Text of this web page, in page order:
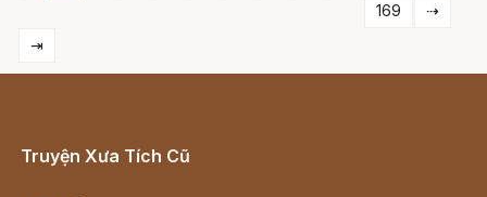
169
⇢
⇥
Truyện Xưa Tích Cũ